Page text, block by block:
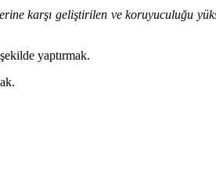
karşı geliştirilen ve koruyuculuğu
yaptırmak.